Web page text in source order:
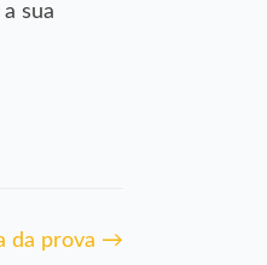
sua
da prova →